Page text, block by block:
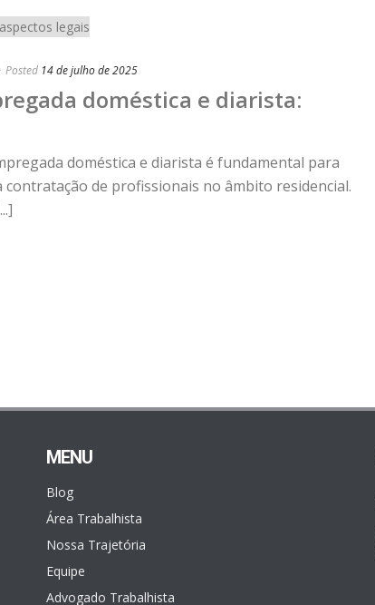
Posted 14 de julho de 2025
doméstica e diarista:
doméstica e diarista é fundamental para
de profissionais no âmbito residencial.
MENU
Blog
Área Trabalhista
Nossa Trajetória
Equipe
Advogado Trabalhista